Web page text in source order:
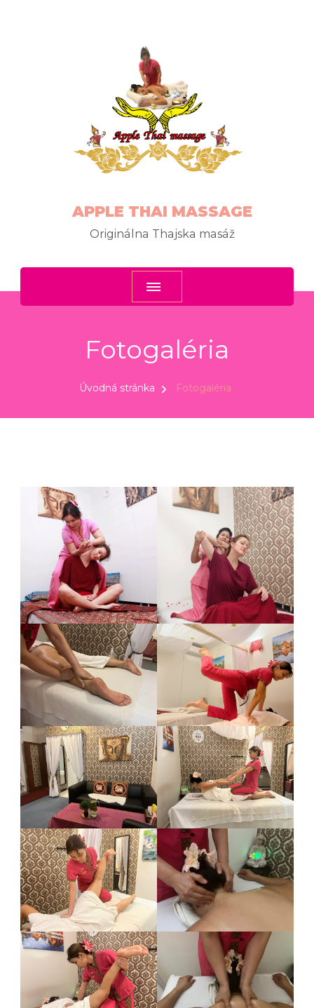
APPLE THAI MASSAGE
Originálna Thajska masáž
Fotogaléria
Úvodná stránka Fotogaléria